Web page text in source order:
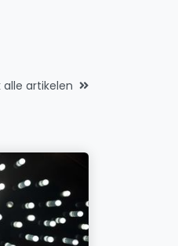
alle artikelen